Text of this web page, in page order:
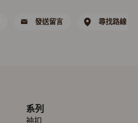
發送留言 尋找路線
系列
袖扣